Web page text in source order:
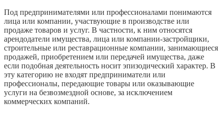
Под предпринимателями или профессионалами понимаются
лица или компании, участвующие в производстве или
продаже товаров и услуг. В частности, к ним относятся
арендодатели имущества, лица или компании-застройщики,
строительные или реставрационные компании, занимающиеся
продажей, приобретением или передачей имущества, даже
если подобная деятельность носит эпизодический характер. В
эту категорию не входят предприниматели или
профессионалы, передающие товары или оказывающие
услуги на безвозмездной основе, за исключением
коммерческих компаний.